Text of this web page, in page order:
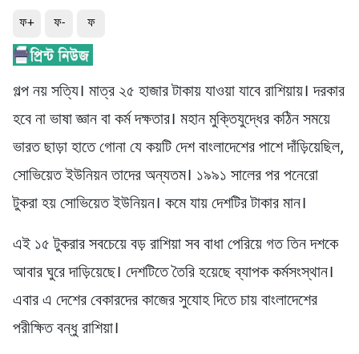
ফ+ ফ- ফ
গল্প নয় সত্যি। মাত্র ২৫ হাজার টাকায় যাওয়া যাবে রাশিয়ায়। দরকার
হবে না ভাষা জ্ঞান বা কর্ম দক্ষতার। মহান মুক্তিযুদ্ধের কঠিন সময়ে
ভারত ছাড়া হাতে গোনা যে কয়টি দেশ বাংলাদেশের পাশে দাঁড়িয়েছিল,
সোভিয়েত ইউনিয়ন তাদের অন্যতম। ১৯৯১ সালের পর পনেরো
টুকরা হয় সোভিয়েত ইউনিয়ন। কমে যায় দেশটির টাকার মান।
এই ১৫ টুকরার সবচেয়ে বড় রাশিয়া সব বাধা পেরিয়ে গত তিন দশকে
আবার ঘুরে দাড়িয়েছে। দেশটিতে তৈরি হয়েছে ব্যাপক কর্মসংস্থান।
এবার এ দেশের বেকারদের কাজের সুযোহ দিতে চায় বাংলাদেশের
পরীক্ষিত বন্ধু রাশিয়া।